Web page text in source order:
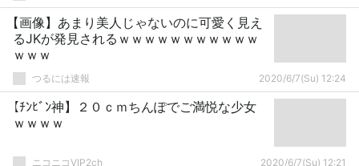
【画像】あまり美人じゃないのに可愛く見え
るJKが発見されるｗｗｗｗｗｗｗｗｗｗｗ
ｗｗｗ
つるには速報 2020/6/7(Su) 12:24
【ﾁﾝﾋﾞﾝ神】２０ｃｍちんぽでご満悦な少女
ｗｗｗｗ
ニコニコVIP2ch 2020/6/7(Su) 12:21